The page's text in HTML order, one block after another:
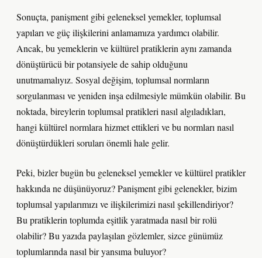
Sonuçta, panişment gibi geleneksel yemekler, toplumsal
yapıları ve güç ilişkilerini anlamamıza yardımcı olabilir.
Ancak, bu yemeklerin ve kültürel pratiklerin aynı zamanda
dönüştürücü bir potansiyele de sahip olduğunu
unutmamalıyız. Sosyal değişim, toplumsal normların
sorgulanması ve yeniden inşa edilmesiyle mümkün olabilir. Bu
noktada, bireylerin toplumsal pratikleri nasıl algıladıkları,
hangi kültürel normlara hizmet ettikleri ve bu normları nasıl
dönüştürdükleri soruları önemli hale gelir.
Peki, bizler bugün bu geleneksel yemekler ve kültürel pratikler
hakkında ne düşünüyoruz? Panişment gibi gelenekler, bizim
toplumsal yapılarımızı ve ilişkilerimizi nasıl şekillendiriyor?
Bu pratiklerin toplumda eşitlik yaratmada nasıl bir rolü
olabilir? Bu yazıda paylaşılan gözlemler, sizce günümüz
toplumlarında nasıl bir yansıma buluyor?